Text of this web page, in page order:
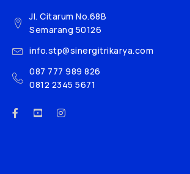
Jl. Citarum No.68B
Semarang 50126
info.stp@sinergitrikarya.com
087 777 989 826
0812 2345 5671